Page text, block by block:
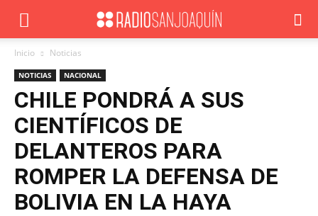
Inicio Noticias
NOTICIAS NACIONAL
CHILE PONDRÁ A SUS
CIENTÍFICOS DE
DELANTEROS PARA
ROMPER LA DEFENSA DE
BOLIVIA EN LA HAYA